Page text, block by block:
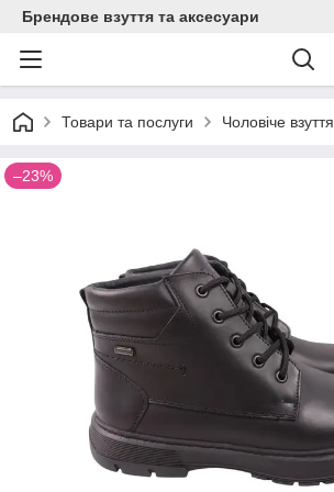
Брендове взуття та аксесуари
Товари та послуги Чоловіче взуття
–23%